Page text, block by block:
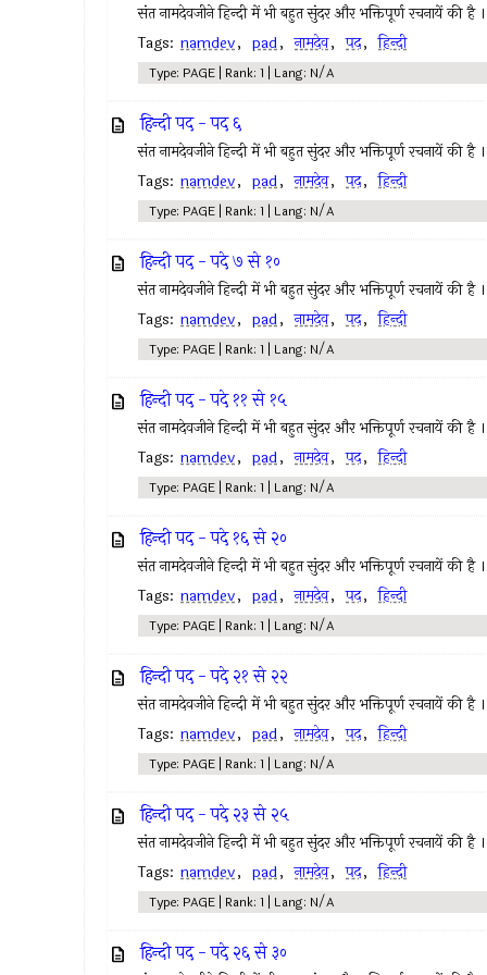
संत नामदेवजीने हिन्दी में भी बहुत सुंदर और भक्तिपूर्ण रचनायें की है ।
Tags: namdev, pad, नामदेव, पद, हिन्दी
Type: PAGE | Rank: 1 | Lang: N/A
हिन्दी पद - पद ६
संत नामदेवजीने हिन्दी में भी बहुत सुंदर और भक्तिपूर्ण रचनायें की है ।
Tags: namdev, pad, नामदेव, पद, हिन्दी
Type: PAGE | Rank: 1 | Lang: N/A
हिन्दी पद - पदे ७ से १०
संत नामदेवजीने हिन्दी में भी बहुत सुंदर और भक्तिपूर्ण रचनायें की है ।
Tags: namdev, pad, नामदेव, पद, हिन्दी
Type: PAGE | Rank: 1 | Lang: N/A
हिन्दी पद - पदे ११ से १५
संत नामदेवजीने हिन्दी में भी बहुत सुंदर और भक्तिपूर्ण रचनायें की है ।
Tags: namdev, pad, नामदेव, पद, हिन्दी
Type: PAGE | Rank: 1 | Lang: N/A
हिन्दी पद - पदे १६ से २०
संत नामदेवजीने हिन्दी में भी बहुत सुंदर और भक्तिपूर्ण रचनायें की है ।
Tags: namdev, pad, नामदेव, पद, हिन्दी
Type: PAGE | Rank: 1 | Lang: N/A
हिन्दी पद - पदे २१ से २२
संत नामदेवजीने हिन्दी में भी बहुत सुंदर और भक्तिपूर्ण रचनायें की है ।
Tags: namdev, pad, नामदेव, पद, हिन्दी
Type: PAGE | Rank: 1 | Lang: N/A
हिन्दी पद - पदे २३ से २५
संत नामदेवजीने हिन्दी में भी बहुत सुंदर और भक्तिपूर्ण रचनायें की है ।
Tags: namdev, pad, नामदेव, पद, हिन्दी
Type: PAGE | Rank: 1 | Lang: N/A
हिन्दी पद - पदे २६ से ३०